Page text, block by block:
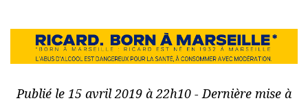
Publié le 15 avril 2019 à 22h10 - Dernière mise à